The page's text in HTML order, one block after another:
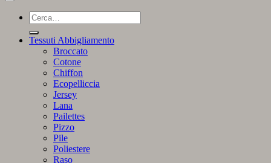
Cerca:
Tessuti Abbigliamento
Broccato
Cotone
Chiffon
Ecopelliccia
Jersey
Lana
Pailettes
Pizzo
Pile
Poliestere
Raso